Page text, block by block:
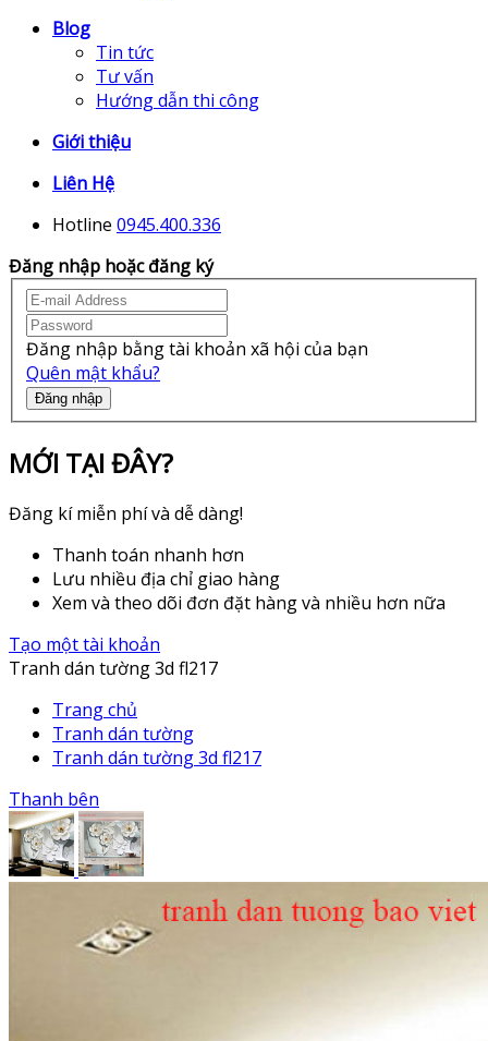
Blog
Tin tức
Tư vấn
Hướng dẫn thi công
Giới thiệu
Liên Hệ
Hotline 0945.400.336
Đăng nhập hoặc đăng ký
Đăng nhập bằng tài khoản xã hội của bạn
Quên mật khẩu?
Đăng nhập
MỚI TẠI ĐÂY?
Đăng kí miễn phí và dễ dàng!
Thanh toán nhanh hơn
Lưu nhiều địa chỉ giao hàng
Xem và theo dõi đơn đặt hàng và nhiều hơn nữa
Tạo một tài khoản
Tranh dán tường 3d fl217
Trang chủ
Tranh dán tường
Tranh dán tường 3d fl217
Thanh bên